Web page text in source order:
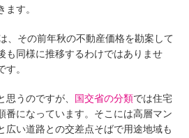
す。
、その前年秋の不動産価格を勘案して
も同様に推移するわけではありませ
。
うのですが、 国交省の分類では住宅
番になっています。そこには高層マン
広い道路との交差点そばで用途地域も